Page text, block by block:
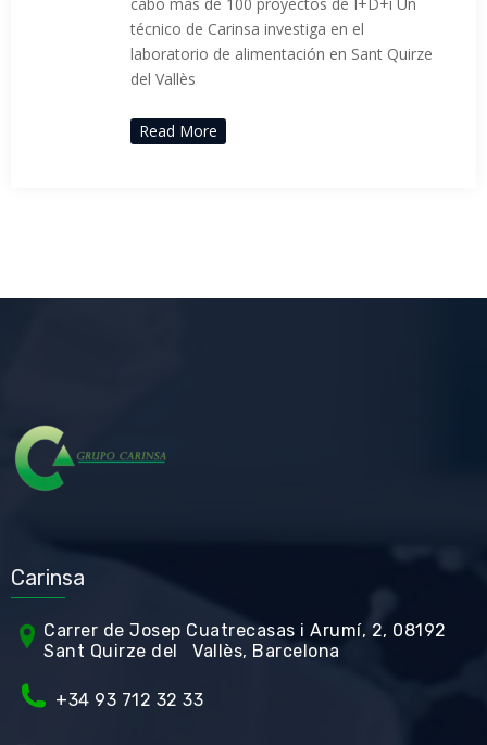
técnico de Carinsa investiga en el
laboratorio de alimentación en Sant Quirze
del Vallès
Read More
Carinsa
Carrer de Josep Cuatrecasas i Arumí, 2, 08192
Sant Quirze del Vallès, Barcelona
+34 93 712 32 33